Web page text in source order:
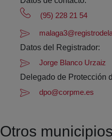
(95) 228 21 54
Datos del Registrador:
Jorge Blanco Urzaiz
Delegado de Protección
dpo@corpme.es
Otros